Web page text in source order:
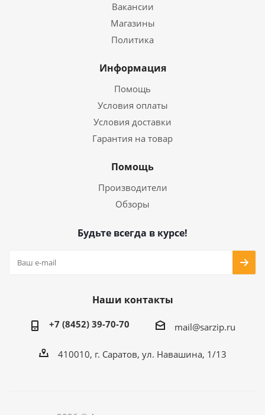
Вакансии
Магазины
Политика
Информация
Помощь
Условия оплаты
Условия доставки
Гарантия на товар
Помощь
Производители
Обзоры
Будьте всегда в курсе!
Наши контакты
+7 (8452) 39-70-70 mail@sarzip.ru
410010, г. Саратов, ул. Навашина, 1/13